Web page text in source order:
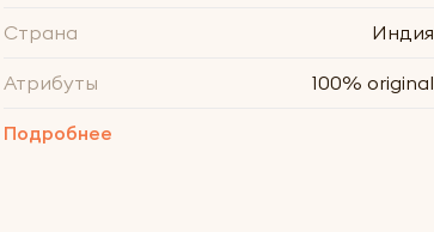
Страна Индия
Атрибуты 100% original
Подробнее